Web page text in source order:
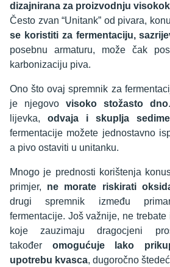
dizajnirana za proizvodnju
Često zvan “Unitank” od pivara,
se koristiti za fermentaciju,
posebnu armaturu, može čak
karbonizaciju piva.
Ono što ovaj spremnik za
je njegovo visoko stožasto dno
lijevka, odvaja i skuplja
fermentacije možete jednostavno
a pivo ostaviti u unitanku.
Mnogo je prednosti korištenja
primjer, ne morate riskirati
drugi spremnik između
fermentacije. Još važnije, ne
koje zauzimaju dragocjeni
također omogućuje lako
upotrebu kvasca, dugoročno